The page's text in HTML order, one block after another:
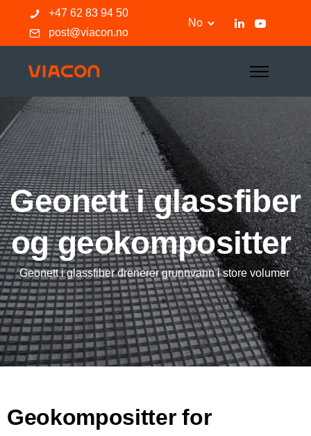
+47 62 83 94 50
post@viacon.no
No
Geonett i glassfiber
og geokompositter
Geonett i glassfiber drenerer grunnvann i store volumer
Geokompositter for